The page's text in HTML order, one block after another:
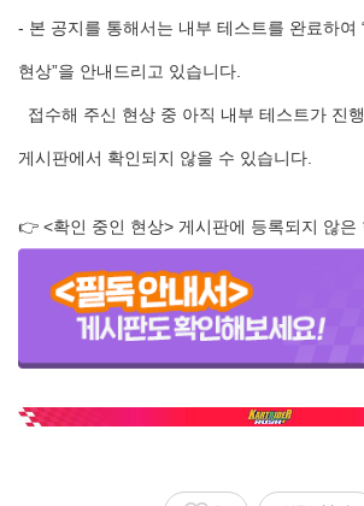
- 본 공지를 통해서는 내부 테스트를 완료하여
현상”을 안내드리고 있습니다.
접수해 주신 현상 중 아직 내부 테스트가 진
게시판에서 확인되지 않을 수 있습니다.
👉 <확인 중인 현상> 게시판에 등록되지 않은